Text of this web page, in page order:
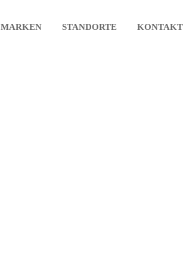
MARKEN STANDORTE KONTAKT